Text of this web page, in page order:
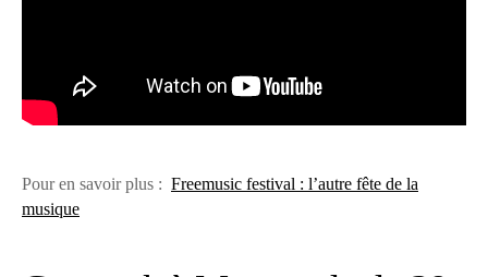
Pour en savoir plus : Freemusic festival : l’autre fête de la
musique